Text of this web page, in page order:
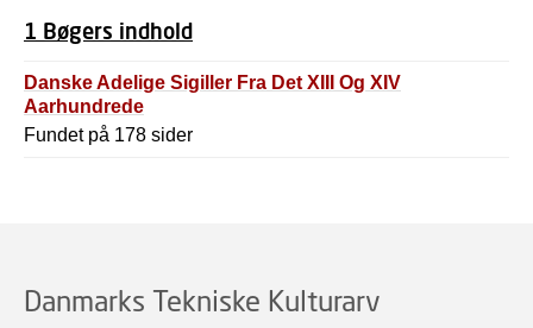
1 Bøgers indhold
Danske Adelige Sigiller Fra Det XIII Og XIV
Aarhundrede
Fundet på 178 sider
Danmarks Tekniske Kulturarv